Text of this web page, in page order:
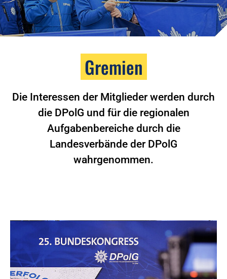
Gremien
Die Interessen der Mitglieder werden durch
die DPolG und für die regionalen
Aufgabenbereiche durch die
Landesverbände der DPolG
wahrgenommen.